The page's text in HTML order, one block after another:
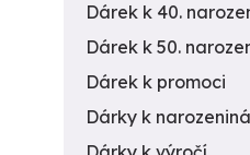
Dárek k 40.
Dárek k 50.
Dárek k promoci
Dárky k